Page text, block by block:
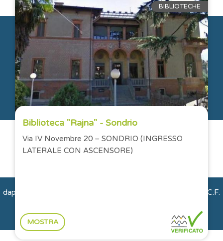
BIBLIOTECHE
Biblioteca "Rajna" - Sondrio
Via IV Novembre 20 – SONDRIO (INGRESSO
LATERALE CON ASCENSORE)
MOSTRA
info@dappertutto.org
Città e Paesi Montagna e natura
dappertutto OdV | via Gerone 2 | 23010 Albosaggia (So) | C.F.